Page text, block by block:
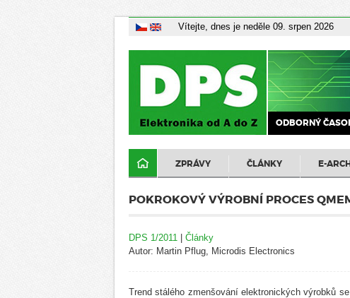
Vítejte, dnes je neděle 09. srpen 2026
ODBORNÝ
ZPRÁVY ČLÁNKY E-
POKROKOVÝ VÝROBNÍ PROCES
DPS 1/2011 | Články
Autor: Martin Pflug, Microdis Electronics
Trend stálého zmenšování elektronických výrobků